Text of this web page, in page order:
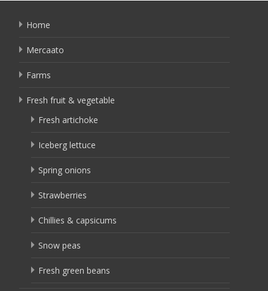
Home
Mercaato
Farms
Fresh fruit & vegetable
Fresh artichoke
Iceberg lettuce
Spring onions
Strawberries
Chillies & capsicums
Snow peas
Fresh green beans